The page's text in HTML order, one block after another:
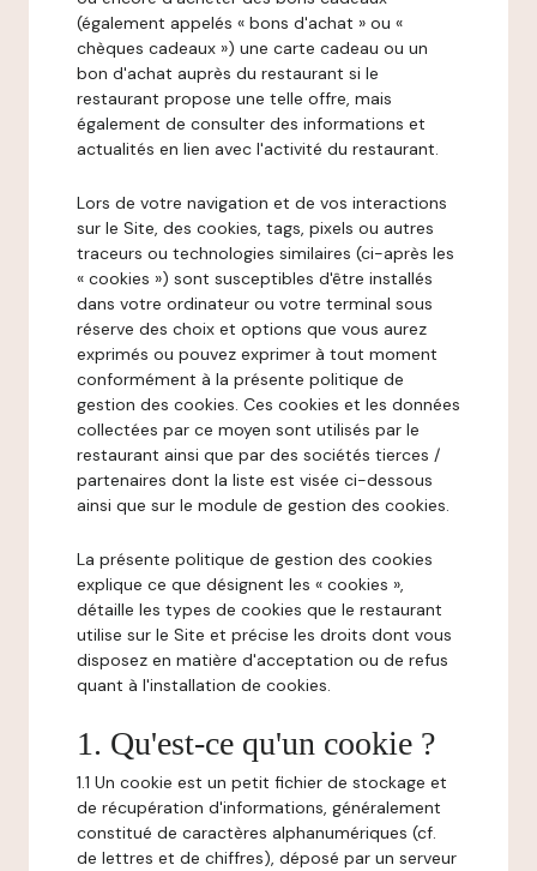
(également appelés « bons d'achat » ou «
chèques cadeaux ») une carte cadeau ou un
bon d'achat auprès du restaurant si le
restaurant propose une telle offre, mais
également de consulter des informations et
actualités en lien avec l'activité du restaurant.
Lors de votre navigation et de vos interactions
sur le Site, des cookies, tags, pixels ou autres
traceurs ou technologies similaires (ci-après les
« cookies ») sont susceptibles d'être installés
dans votre ordinateur ou votre terminal sous
réserve des choix et options que vous aurez
exprimés ou pouvez exprimer à tout moment
conformément à la présente politique de
gestion des cookies. Ces cookies et les données
collectées par ce moyen sont utilisés par le
restaurant ainsi que par des sociétés tierces /
partenaires dont la liste est visée ci-dessous
ainsi que sur le module de gestion des cookies.
La présente politique de gestion des cookies
explique ce que désignent les « cookies »,
détaille les types de cookies que le restaurant
utilise sur le Site et précise les droits dont vous
disposez en matière d'acceptation ou de refus
quant à l'installation de cookies.
1. Qu'est-ce qu'un cookie ?
1.1 Un cookie est un petit fichier de stockage et
de récupération d'informations, généralement
constitué de caractères alphanumériques (cf.
de lettres et de chiffres), déposé par un serveur